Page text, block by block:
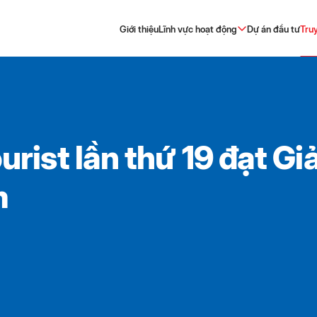
Giới thiệuLĩnh vực hoạt động Dự án đầu tư
lần thứ 19 đạt